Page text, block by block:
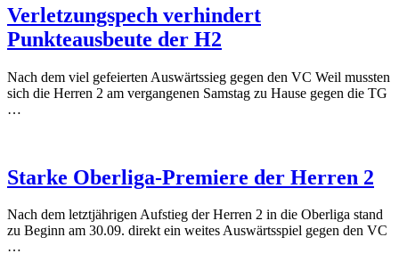
Verletzungspech verhindert
Punkteausbeute der H2
Nach dem viel gefeierten Auswärtssieg gegen den VC Weil mussten
sich die Herren 2 am vergangenen Samstag zu Hause gegen die TG
…
Starke Oberliga-Premiere der Herren 2
Nach dem letztjährigen Aufstieg der Herren 2 in die Oberliga stand
zu Beginn am 30.09. direkt ein weites Auswärtsspiel gegen den VC
…